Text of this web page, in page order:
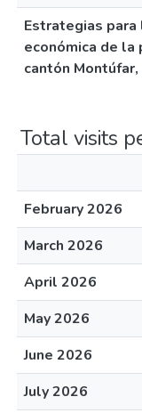
Estrategias para
económica de la
cantón
Total visits
February 2026
March 2026
April 2026
May 2026
June 2026
July 2026